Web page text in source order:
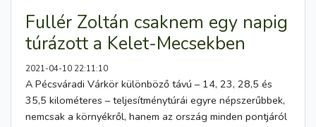
Fullér Zoltán csaknem egy napig
túrázott a Kelet-Mecsekben
2021-04-10 22:11:10
A Pécsváradi Várkör különböző távú – 14, 23, 28,5 és
35,5 kilométeres – teljesítménytúrái egyre népszerűbbek,
nemcsak a környékről, hanem az ország minden pontjáról